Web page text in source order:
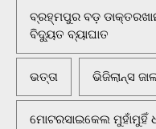
ବ୍ରହ୍ମପୁର ବଡ଼
ବିଦ୍ୟୁତ ବ୍ୟାଘାତ
ଭତ୍ତା ଭିଜିଲାନ୍ସ
ମୋଟରସାଇକେଲ ମୁହାଁମୁହିଁ